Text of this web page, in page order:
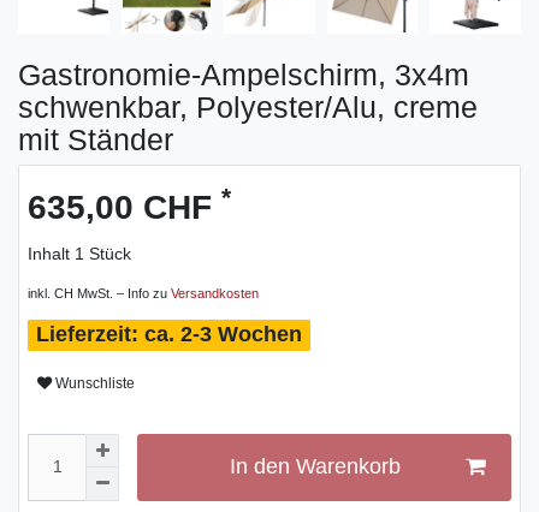
Gastronomie-Ampelschirm, 3x4m
schwenkbar, Polyester/Alu, creme
mit Ständer
635,00 CHF *
Inhalt 1 Stück
inkl. CH MwSt. – Info zu Versandkosten
ca. 2-3 Wochen
Wunschliste
In den Warenkorb